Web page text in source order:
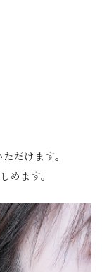
だけます。
めます。